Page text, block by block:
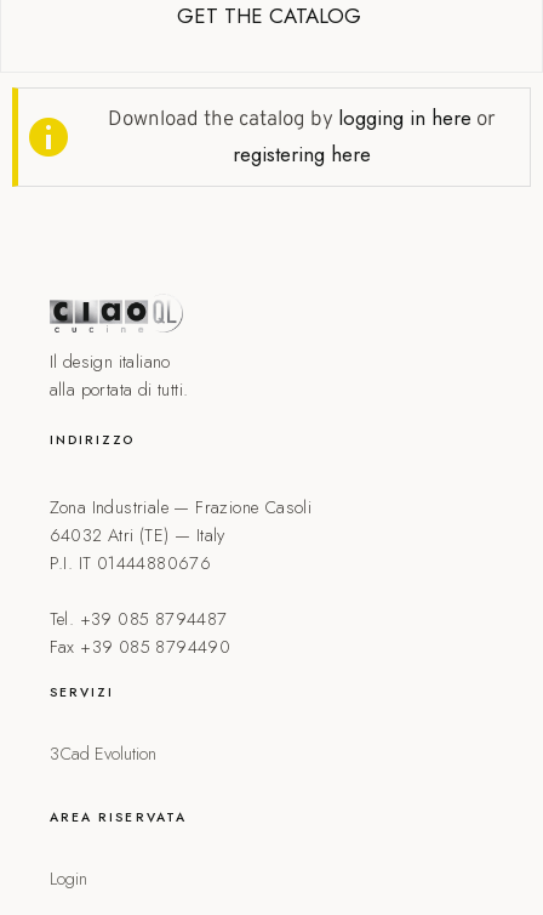
GET THE CATALOG
Download the catalog by logging in here or
registering here
Il design italiano
alla portata di tutti.
INDIRIZZO
Zona Industriale — Frazione Casoli
64032 Atri (TE) — Italy
P.I. IT 01444880676
Tel. +39 085 8794487
Fax +39 085 8794490
SERVIZI
3Cad Evolution
AREA RISERVATA
Login